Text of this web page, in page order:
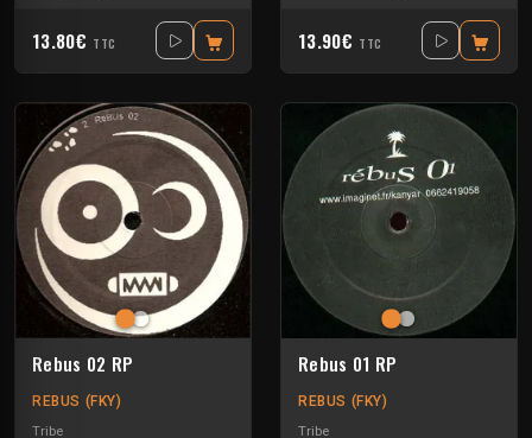
13.80€ TTC 13.90€ TTC
Rebus 02 RP
REBUS (FKY)
Tribe
Rebus 01 RP
REBUS (FKY)
Tribe